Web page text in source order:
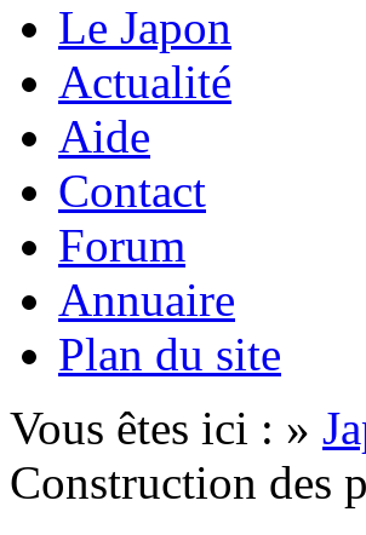
Le Japon
Actualité
Aide
Contact
Forum
Annuaire
Plan du site
Vous êtes ici : »
Construction des